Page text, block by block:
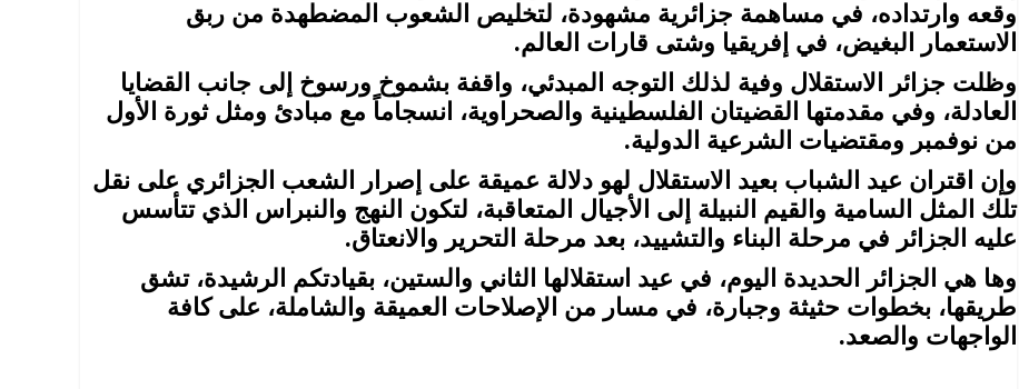
وقعه وارتداده، في مساهمة جزائرية مشهودة، لتخليص الشعوب المضطهدة من ربق
الاستعمار البغيض، في إفريقيا وشتى قارات العالم.
وظلت جزائر الاستقلال وفية لذلك التوجه المبدئي، واقفة بشموخ ورسوخ إلى جانب القضايا
العادلة، وفي مقدمتها القضيتان الفلسطينية والصحراوية، انسجاماً مع مبادئ ومثل ثورة الأول
من نوفمبر ومقتضيات الشرعية الدولية.
وإن اقتران عيد الشباب بعيد الاستقلال لهو دلالة عميقة على إصرار الشعب الجزائري على نقل
تلك المثل السامية والقيم النبيلة إلى الأجيال المتعاقبة، لتكون النهج والنبراس الذي تتأسس
عليه الجزائر في مرحلة البناء والتشييد، بعد مرحلة التحرير والانعتاق.
وها هي الجزائر الحديدة اليوم، في عيد استقلالها الثاني والستين، بقيادتكم الرشيدة، تشق
طريقها، بخطوات حثيثة وجبارة، في مسار من الإصلاحات العميقة والشاملة، على كافة
الواجهات والصعد.